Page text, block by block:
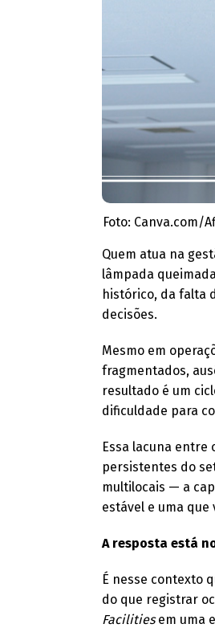
Foto: Canva.com/
Quem atua na
lâmpada
histórico, da falta
decisões.
Mesmo em
fragmentados,
resultado é um
dificuldade para
Essa lacuna entre
persistentes do
multilocais — a
estável e uma
A resposta está
É nesse contexto
do que registrar
Facilitiesem uma